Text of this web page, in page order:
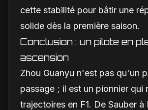
cette stabilité pour bâtir une
solide dès la première saison.
Conclusion : un pilote en
ascension
Zhou Guanyu n'est pas qu'un
passage ; il est un pionnier qui
trajectoires en F1. De Sauber à